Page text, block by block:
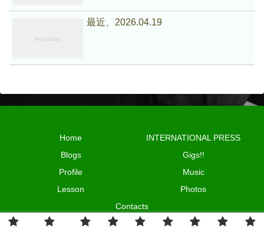
最近、2026.04.19
Home
INTERNATIONAL PRESS
Blogs
Gigs!!
Profile
Music
Lesson
Photos
Contacts
© 2024 HIROFUMI ONO.